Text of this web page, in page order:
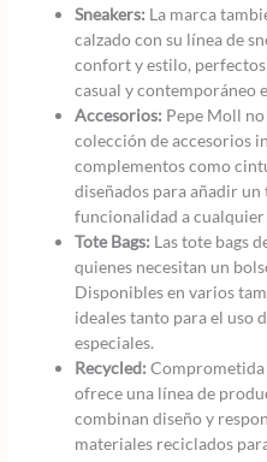
Sneakers: La marca
calzado con su línea de
confort y estilo,
casual y contemporáneo
Accesorios: Pepe Moll
colección de accesorios
complementos como
diseñados para añadir un
funcionalidad a
Tote Bags: Las tote bags
quienes necesitan un
Disponibles en varios
ideales tanto para el uso
especiales.
Recycled: Comprometida
ofrece una línea de
combinan diseño y
materiales reciclados